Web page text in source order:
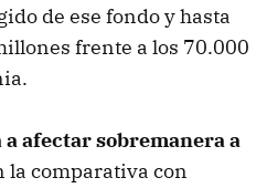
de ese fondo y hasta
frente a los 70.000
a afectar sobremanera a
la comparativa con